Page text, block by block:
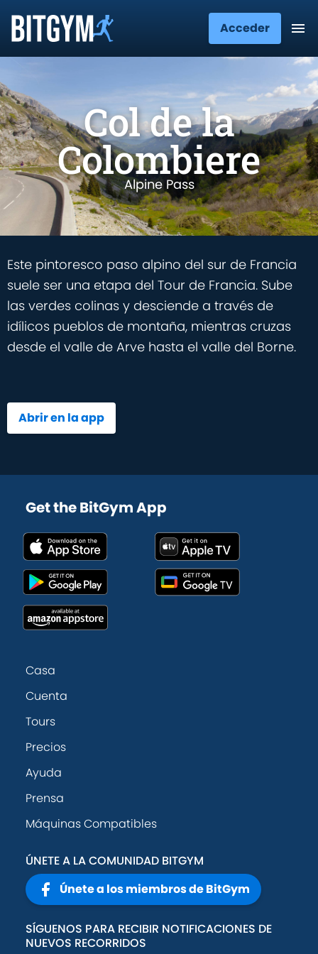
Acceder
Col de la
Colombiere
Alpine Pass
Este pintoresco paso alpino del sur de Francia
suele ser una etapa del Tour de Francia. Sube
las verdes colinas y desciende a través de
idílicos pueblos de montaña, mientras cruzas
desde el valle de Arve hasta el valle del Borne.
Abrir en la app
Get the BitGym App
Casa
Cuenta
Tours
Precios
Ayuda
Prensa
Máquinas Compatibles
ÚNETE A LA COMUNIDAD BITGYM
Únete a los miembros de BitGym
SÍGUENOS PARA RECIBIR NOTIFICACIONES DE
NUEVOS RECORRIDOS